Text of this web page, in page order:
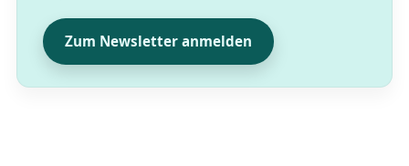
Zum Newsletter anmelden